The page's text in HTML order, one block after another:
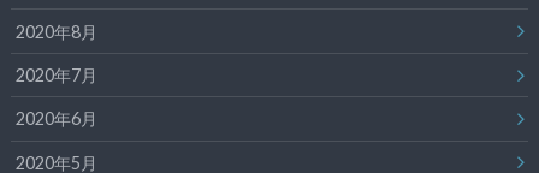
2020年8月
2020年7月
2020年6月
2020年5月